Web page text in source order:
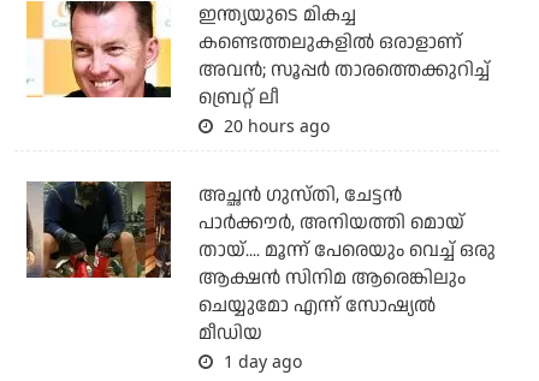
ഇന്ത്യയുടെ മികച്ച
കണ്ടെത്തലുകളില്‍ ഒരാളാണ്
അവന്‍; സൂപ്പര്‍ താരത്തെക്കുറിച്ച്
ബ്രെറ്റ് ലീ
20 hours ago
അച്ഛന്‍ ഗുസ്തി, ചേട്ടന്‍
പാര്‍ക്കൗര്‍, അനിയത്തി മൊയ്
തായ്.... മൂന്ന് പേരെയും വെച്ച് ഒരു
ആക്ഷന്‍ സിനിമ ആരെങ്കിലും
ചെയ്യുമോ എന്ന് സോഷ്യല്‍
മീഡിയ
1 day ago